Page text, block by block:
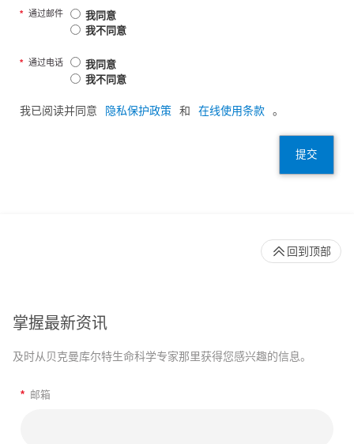
* 通过邮件
我同意
我不同意
* 通过电话
我同意
我不同意
我已阅读并同意 隐私保护政策 和 在线使用条款 。
提交
掌握最新资讯
及时从贝克曼库尔特生命科学专家那里获得您感兴趣的信息。
* 邮箱
回到顶部